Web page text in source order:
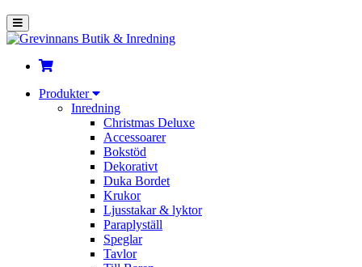
Produkter
Inredning
Christmas Deluxe
Accessoarer
Bokstöd
Dekorativt
Duka Bordet
Krukor
Ljusstakar & lyktor
Paraplyställ
Speglar
Tavlor